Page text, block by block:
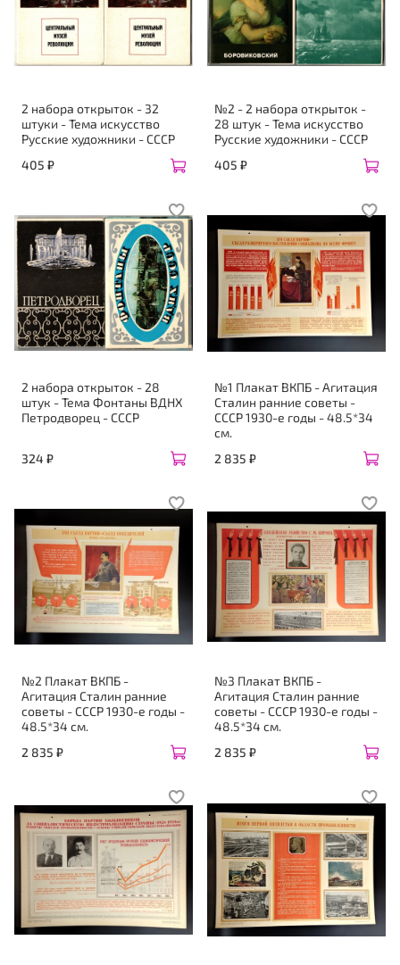
2 набора открыток - 32
штуки - Тема искусство
Русские художники - СССР
405 ₽
№2 - 2 набора открыток -
28 штук - Тема искусство
Русские художники - СССР
405 ₽
2 набора открыток - 28
штук - Тема Фонтаны ВДНХ
Петродворец - СССР
324 ₽
№1 Плакат ВКПБ - Агитация
Сталин ранние советы -
СССР 1930-е годы - 48.5*34
см.
2 835 ₽
№2 Плакат ВКПБ -
Агитация Сталин ранние
советы - СССР 1930-е годы -
48.5*34 см.
2 835 ₽
№3 Плакат ВКПБ -
Агитация Сталин ранние
советы - СССР 1930-е годы -
48.5*34 см.
2 835 ₽